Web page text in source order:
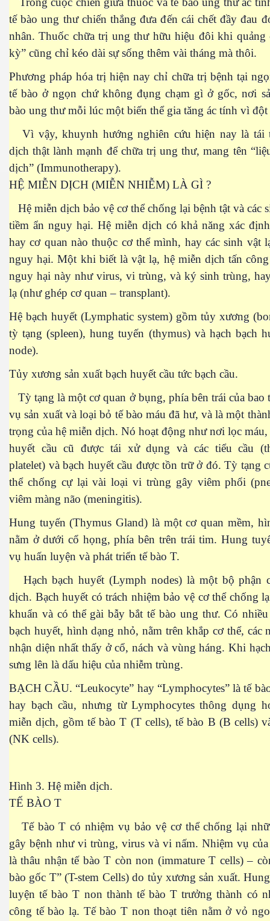
tế bào ung thư chiến thắng đưa đến cái chết đầy đau
nhân. Thuốc chữa trị ung thư hữu hiệu đôi khi quảng
kỳ” cũng chỉ kéo dài sự sống thêm vài tháng mà thôi.
Phương pháp hóa trị hiện nay chỉ chữa trị bệnh tại
tế bào ở ngọn chứ không đụng chạm gì ở gốc, nơi
bào ung thư mỗi lúc một biến thể gia tăng ác tính vì
Vì vậy, khuynh hướng nghiên cứu hiện nay là tái
dịch thật lành mạnh để chữa trị ung thư, mang tên
dịch” (Immunotherapy).
HỆ MIỄN DỊCH (MIỄN NHIỄM) LÀ GÌ ?
Hệ miễn dịch bảo vệ cơ thể chống lại bệnh tật và các
tiềm ẩn nguy hại. Hệ miễn dịch có khả năng xác
hay cơ quan nào thuộc cơ thể mình, hay các sinh vật
nguy hại. Một khi biết là vật lạ, hệ miễn dịch tấn công
nguy hại này như virus, vi trùng, và ký sinh trùng,
lạ (như ghép cơ quan – transplant).
Hệ bạch huyết (Lymphatic system) gồm tủy xương
tỳ tạng (spleen), hung tuyến (thymus) và hạch bạch
node).
Tủy xương sản xuất bạch huyết cầu tức bạch cầu.
Tỳ tạng là một cơ quan ở bụng, phía bên trái của bao
vụ sản xuất và loại bỏ tế bào máu đã hư, và là một
trọng của hệ miễn dịch. Nó hoạt động như nơi lọc máu,
huyết cầu cũ được tái xử dụng và các tiểu cầu
platelet) và bạch huyết cầu được tồn trữ ở đó. Tỳ tạng
thể chống cự lại vài loại vi trùng gây viêm phổi
viêm màng não (meningitis).
Hung tuyến (Thymus Gland) là một cơ quan mềm,
nằm ở dưới cổ họng, phía bên trên trái tim. Hung
vụ huấn luyện và phát triển tế bào T.
Hạch bạch huyết (Lymph nodes) là một bộ phận
dịch. Bạch huyết có trách nhiệm bảo vệ cơ thể chống
khuẩn và có thể gài bẫy bắt tế bào ung thư. Có
bạch huyết, hình dạng nhỏ, nằm trên khắp cơ thể, các
nhận diện nhất thấy ở cổ, nách và vùng háng. Khi
sưng lên là dấu hiệu của nhiễm trùng.
BẠCH CẦU. “Leukocyte” hay “Lymphocytes” là tế
hay bạch cầu, nhưng từ Lymphocytes thông dụng
miễn dịch, gồm tế bào T (T cells), tế bào B (B cells)
(NK cells).
Hình 3. Hệ miễn dịch.
TẾ BÀO T
Tế bào T có nhiệm vụ bảo vệ cơ thể chống lại
gây bệnh như vi trùng, virus và vi nấm. Nhiệm vụ
là thâu nhận tế bào T còn non (immature T cells) –
bào gốc T” (T-stem Cells) do tủy xương sản xuất.
luyện tế bào T non thành tế bào T trưởng thành có
công tế bào lạ. Tế bào T non thoạt tiên nằm ở vỏ
không?
nghệ thực phẩm
tại và tương lai
2